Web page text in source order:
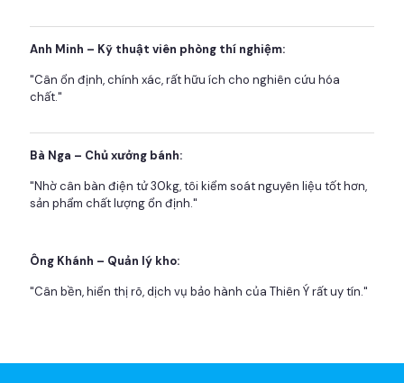
Anh Minh – Kỹ thuật viên phòng thí nghiệm:
"Cân ổn định, chính xác, rất hữu ích cho nghiên cứu hóa
chất."
Bà Nga – Chủ xưởng bánh:
"Nhờ cân bàn điện tử 30kg, tôi kiểm soát nguyên liệu tốt hơn,
sản phẩm chất lượng ổn định."
Ông Khánh – Quản lý kho:
"Cân bền, hiển thị rõ, dịch vụ bảo hành của Thiên Ý rất uy tín."